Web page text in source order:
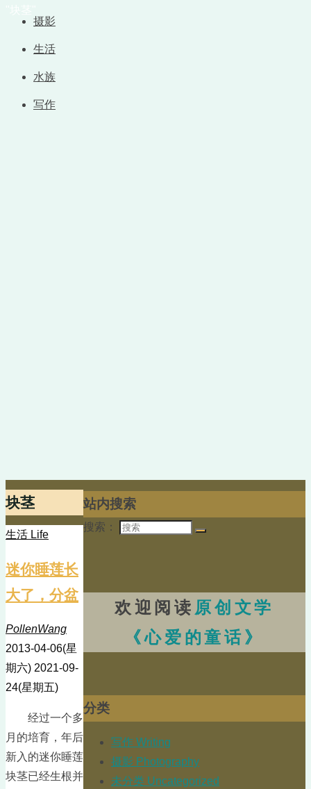
摄影
生活
水族
写作
块茎
生活 Life
迷你睡莲长
大了，分盆
PollenWang
2013-04-06(星
期六) 2021-09-
24(星期五)
经过一个多
月的培育，年后
新入的迷你睡莲
块茎已经生根并
站内搜索
搜索：
欢迎阅读 原创文学
《心爱的童话》
分类
写作 Writing
摄影 Photography
未分类 Uncategorized